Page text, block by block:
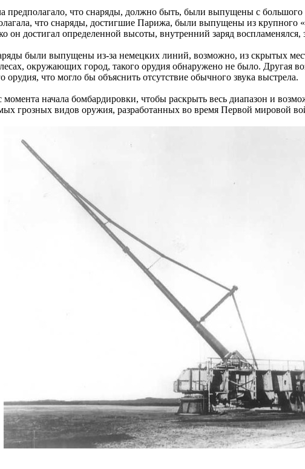
предполагало, что снаряды, должно быть, были выпущены с
что снаряды, достигшие Парижа, были выпущены из крупного
он достигал определенной высоты, внутренний заряд
были выпущены из-за немецких линий, возможно, из скрытых
окружающих город, такого орудия обнаружено не было. Другая
что могло бы объяснить отсутствие обычного звука выстрела.
начала бомбардировки, чтобы раскрыть весь диапазон и
грозных видов оружия, разработанных во время Первой мировой